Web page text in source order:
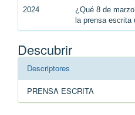
2024
¿Qué 8 de
la prensa escrita
Descubrir
Descriptores
PRENSA ESCRITA